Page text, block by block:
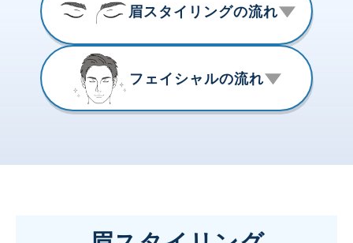
眉スタイリングの流れ
フェイシャルの流れ